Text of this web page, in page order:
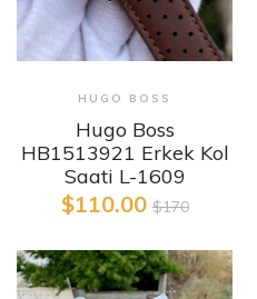
HUGO BOSS
Hugo Boss
HB1513921 Erkek Kol
Saati L-1609
$110.00$170